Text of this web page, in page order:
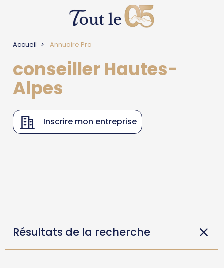
Accueil Annuaire Pro
conseiller Hautes-
Alpes
Inscrire mon entreprise
Résultats de la recherche